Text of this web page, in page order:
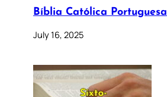
Bíblia Católica Portuguesa
July 16, 2025